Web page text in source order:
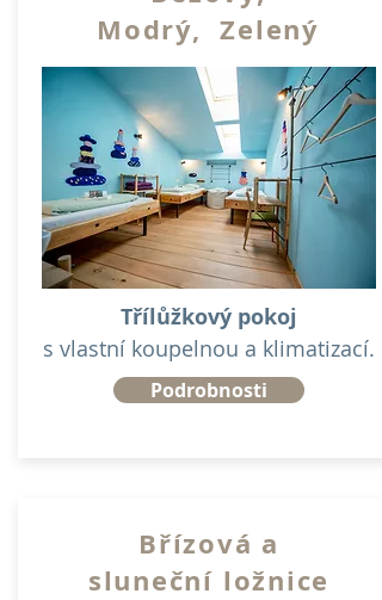
Modrý, Zelený
Třílůžkový pokoj
s vlastní koupelnou a klimatizací.
Podrobnosti
Břízová a
sluneční ložnice